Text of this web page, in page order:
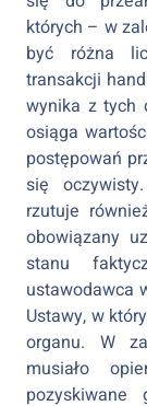
których – w
być różna
transakcji
wynika z tych
osiąga
postępowań
się
rzutuje
obowiązany
stanu
ustawodawca
Ustawy, w
organu. W
musiało
pozyskiwane